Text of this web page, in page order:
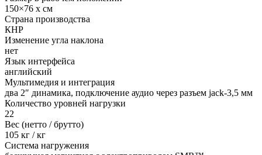
150×76 х см
Страна производства
КНР
Изменение угла наклона
нет
Язык интерфейса
английский
Мультимедия и интеграция
два 2″ динамика, подключение аудио через разъем jack-3,5 мм
Количество уровней нагрузки
22
Вес (нетто / брутто)
105 кг / кг
Система нагружения